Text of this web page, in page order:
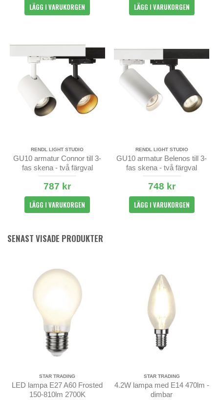
LÄGG I VARUKORGEN LÄGG I VARUKORGEN
RENDL LIGHT STUDIO
GU10 armatur Connor till 3-
fas skena - två färgval
787 kr
LÄGG I VARUKORGEN
RENDL LIGHT STUDIO
GU10 armatur Belenos till 3-
fas skena - två färgval
748 kr
LÄGG I VARUKORGEN
SENAST VISADE PRODUKTER
STAR TRADING
LED lampa E27 A60 Frosted
150-810lm 2700K
STAR TRADING
4.2W lampa med E14 470lm -
dimbar